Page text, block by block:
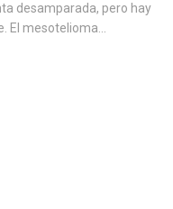
desamparada, pero hay
El mesotelioma...